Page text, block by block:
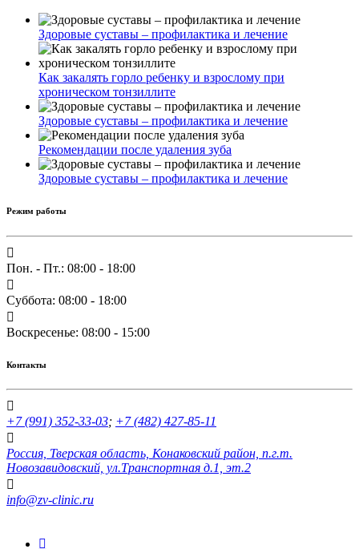
Здоровые суставы – профилактика и лечение
Как закалять горло ребенку и взрослому при
хроническом тонзиллите
Здоровые суставы – профилактика и лечение
Рекомендации после удаления зуба
Здоровые суставы – профилактика и лечение
Режим работы
Пон. - Пт.: 08:00 - 18:00
Суббота: 08:00 - 18:00
Воскресенье: 08:00 - 15:00
Контакты
+7 (991) 352-33-03; +7 (482) 427-85-11
Россия, Тверская область, Конаковский район, п.г.т.
Новозавидовский, ул.Транспортная д.1, эт.2
info@zv-clinic.ru